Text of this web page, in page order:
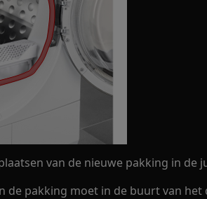
van de nieuwe pakking in de
de pakking moet in de buurt van